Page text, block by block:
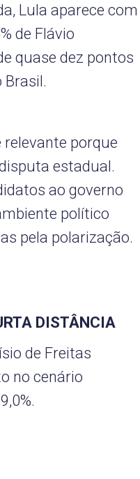
Lula aparece com
de Flávio
quase dez pontos
Brasil.
porque
estadual.
ao governo
político
pela polarização.
DISTÂNCIA
de Freitas
no cenário